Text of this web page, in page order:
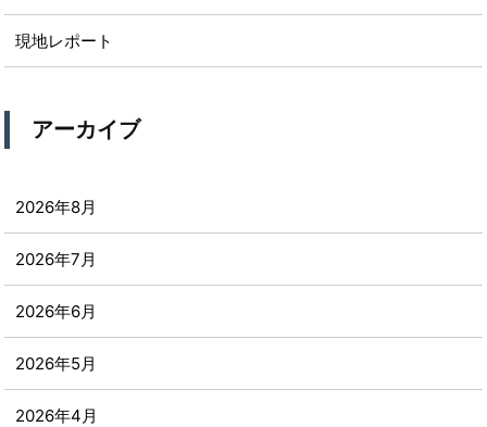
現地レポート
アーカイブ
2026年8月
2026年7月
2026年6月
2026年5月
2026年4月